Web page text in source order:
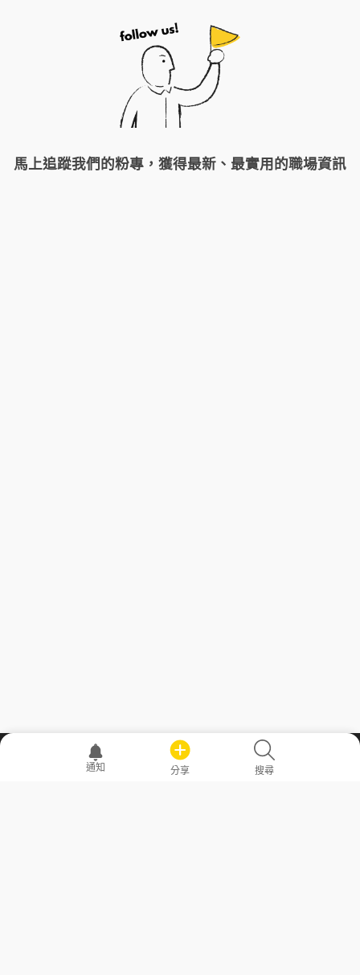
馬上追蹤我們的粉專，獲得最新、最實用的職場資訊
職場透明化運動
通知 分享 搜尋